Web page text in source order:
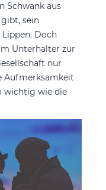
Schwank aus
sein
Doch
Unterhalter zur
nur
Aufmerksamkeit
wichtig wie die